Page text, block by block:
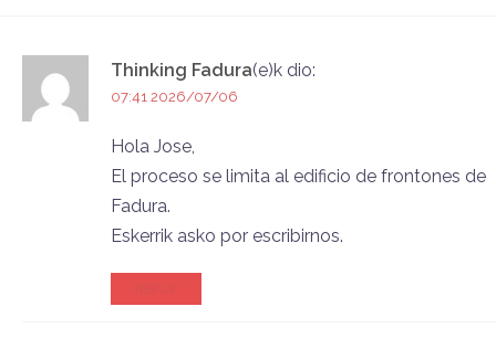
Thinking Fadura(e)k dio:
07:41 2026/07/06
Hola Jose,
El proceso se limita al edificio de frontones de
Fadura.
Eskerrik asko por escribirnos.